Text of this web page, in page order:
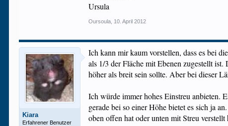
Und schön aussehen soll es am Ende ja auch noch!
Ursula
Oursoula 10. April 2012
Kiara
Erfahrener Benutzer
Ich kann mir kaum vorstellen, dass es bei
als 1/3 der Fläche mit Ebenen zugestellt
höher als breit sein sollte. Aber bei dieser
Ich würde immer hohes Einstreu anbieten.
gerade bei so einer Höhe bietet es sich ja
oben offen hat oder unten mit Streu